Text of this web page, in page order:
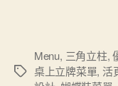
標
Menu, 三角立柱,
桌上立牌菜單, 活